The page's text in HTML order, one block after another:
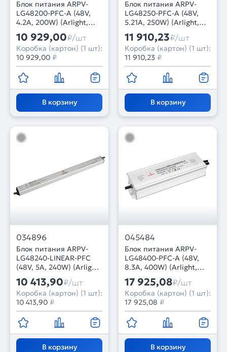
Блок питания ARPV-
LG48200-PFC-A (48V,
4.2A, 200W) (Arlight,
IP67 Металл, 5 лет)
10 929,00₽/шт
Коробка (картон) (1 шт):
10 929,00 ₽
В корзину
Блок питания ARPV-
LG48250-PFC-A (48V,
5.21A, 250W) (Arlight,
IP67 Металл, 5 лет)
11 910,23₽/шт
Коробка (картон) (1 шт):
11 910,23 ₽
В корзину
034896
Блок питания ARPV-
LG48240-LINEAR-PFC
(48V, 5A, 240W) (Arlight,
IP67 Металл, 5 лет)
10 413,90₽/шт
Коробка (картон) (1 шт):
10 413,90 ₽
В корзину
045484
Блок питания ARPV-
LG48400-PFC-A (48V,
8.3A, 400W) (Arlight,
IP67 Металл, 5 лет)
17 925,08₽/шт
Коробка (картон) (1 шт):
17 925,08 ₽
В корзину